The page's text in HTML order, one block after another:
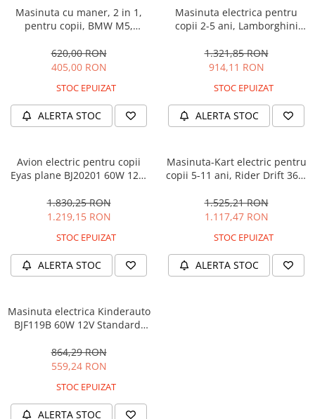
Masinuta cu maner, 2 in 1,
pentru copii, BMW M5,
620,00 RON
405,00 RON
STOC EPUIZAT
ALERTA STOC
Masinuta electrica pentru
copii 2-5 ani, Lamborghini
12V, galbena
1.321,85 RON
914,11 RON
STOC EPUIZAT
ALERTA STOC
Avion electric pentru copii
Eyas plane BJ20201 60W 12V,
1.830,25 RON
1.219,15 RON
STOC EPUIZAT
ALERTA STOC
Masinuta-Kart electric pentru
copii 5-11 ani, Rider Drift 360,
1.525,21 RON
1.117,47 RON
STOC EPUIZAT
ALERTA STOC
Masinuta electrica Kinderauto
BJF119B 60W 12V Standard,
864,29 RON
559,24 RON
STOC EPUIZAT
ALERTA STOC